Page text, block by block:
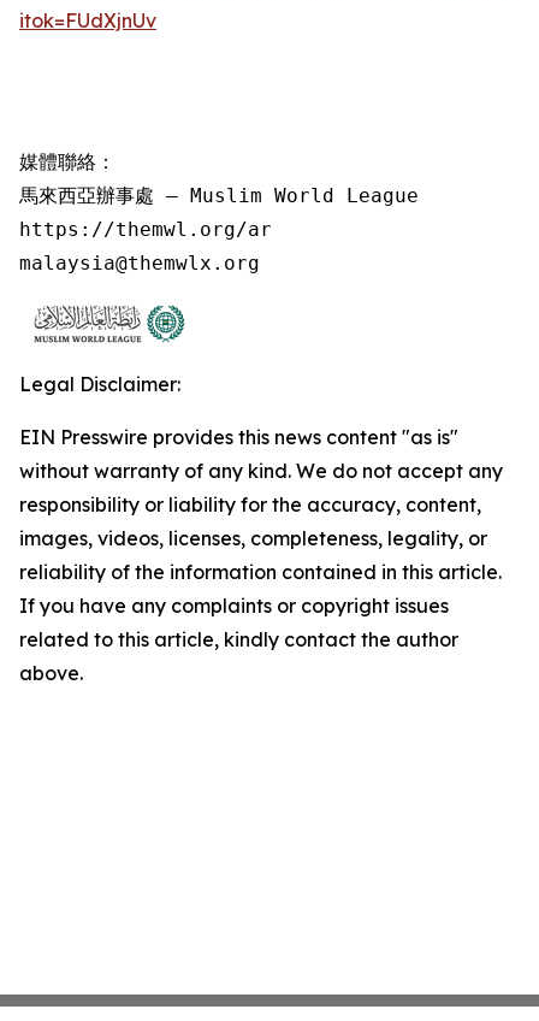
itok=FUdXjnUv
媒體聯絡：
馬來西亞辦事處 – Muslim World League
https://themwl.org/ar
malaysia@themwlx.org
Legal Disclaimer:
EIN Presswire provides this news content "as is"
without warranty of any kind. We do not accept any
responsibility or liability for the accuracy, content,
images, videos, licenses, completeness, legality, or
reliability of the information contained in this article.
If you have any complaints or copyright issues
related to this article, kindly contact the author
above.